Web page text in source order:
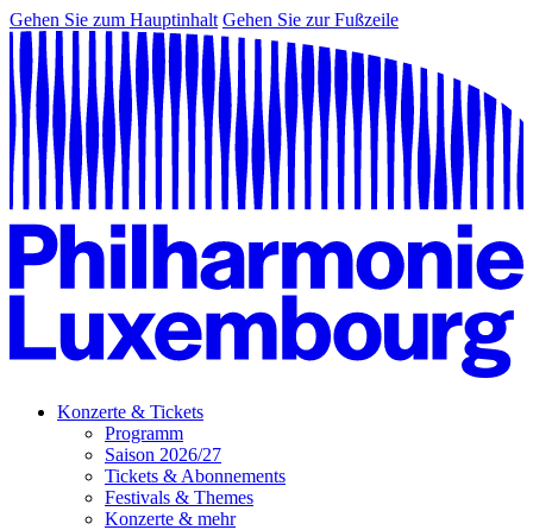
Gehen Sie zum Hauptinhalt Gehen Sie zur Fußzeile
Konzerte & Tickets
Programm
Saison 2026/27
Tickets & Abonnements
Festivals & Themes
Konzerte & mehr